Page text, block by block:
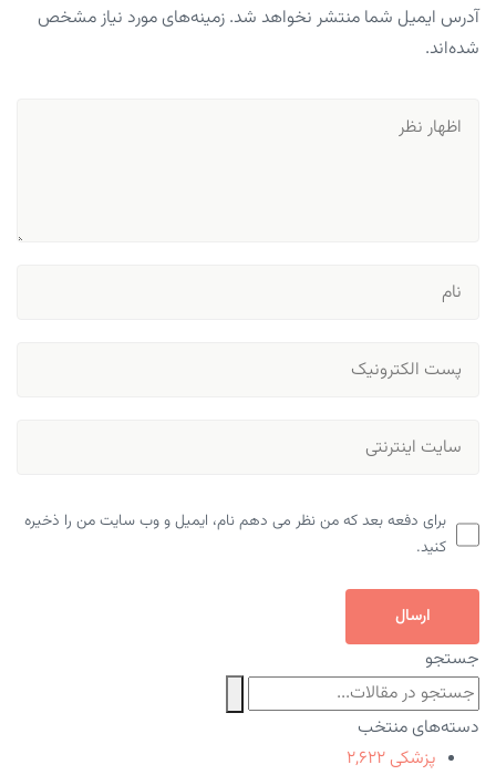
آدرس ایمیل شما منتشر نخواهد شد. زمینه‌های مورد نیاز مشخص
شده‌اند.
برای دفعه بعد که من نظر می دهم نام، ایمیل و وب سایت من را ذخیره
کنید.
ارسال
جستجو
دسته‌های منتخب
پزشکی ۲,۶۲۲